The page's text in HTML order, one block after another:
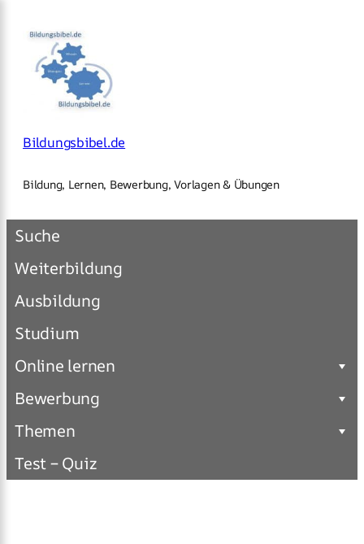
Inhalt
springen
Bildungsbibel.de
Bildung, Lernen, Bewerbung, Vorlagen & Übungen
Suche
Weiterbildung
Ausbildung
Studium
Online lernen
Bewerbung
Themen
Test – Quiz